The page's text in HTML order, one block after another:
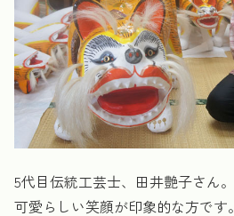
5代目伝統工芸士、田井艶子さん。
可愛らしい笑顔が印象的な方です。